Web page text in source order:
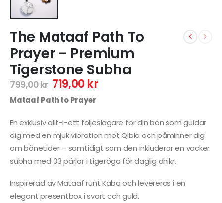
The Mataaf Path To
Prayer – Premium
Tigerstone Subha
799,00kr 719,00 kr
Mataaf Path to Prayer
En exklusiv allt-i-ett följeslagare för din bön som guidar
dig med en mjuk vibration mot Qibla och påminner dig
om bönetider – samtidigt som den inkluderar en vacker
subha med 33 pärlor i tigeröga för daglig dhikr.
Inspirerad av Mataaf runt Kaba och levereras i en
elegant presentbox i svart och guld.